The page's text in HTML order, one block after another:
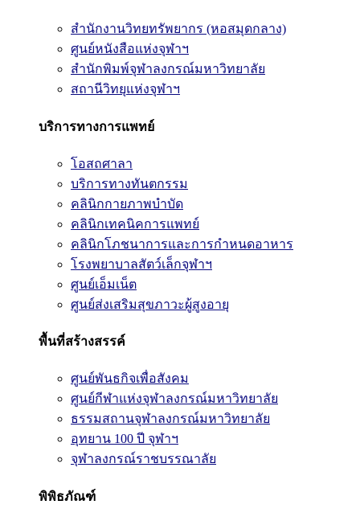
สำนักงานวิทยทรัพยากร (หอสมุดกลาง)
ศูนย์หนังสือแห่งจุฬาฯ
สำนักพิมพ์จุฬาลงกรณ์มหาวิทยาลัย
สถานีวิทยุแห่งจุฬาฯ
บริการทางการแพทย์
โอสถศาลา
บริการทางทันตกรรม
คลินิกกายภาพบำบัด
คลินิกเทคนิคการแพทย์
คลินิกโภชนาการและการกำหนดอาหาร
โรงพยาบาลสัตว์เล็กจุฬาฯ
ศูนย์เอ็มเน็ต
ศูนย์ส่งเสริมสุขภาวะผู้สูงอายุ
พื้นที่สร้างสรรค์
ศูนย์พันธกิจเพื่อสังคม
ศูนย์กีฬาแห่งจุฬาลงกรณ์มหาวิทยาลัย
ธรรมสถานจุฬาลงกรณ์มหาวิทยาลัย
อุทยาน 100 ปี จุฬาฯ
จุฬาลงกรณ์ราชบรรณาลัย
พิพิธภัณฑ์